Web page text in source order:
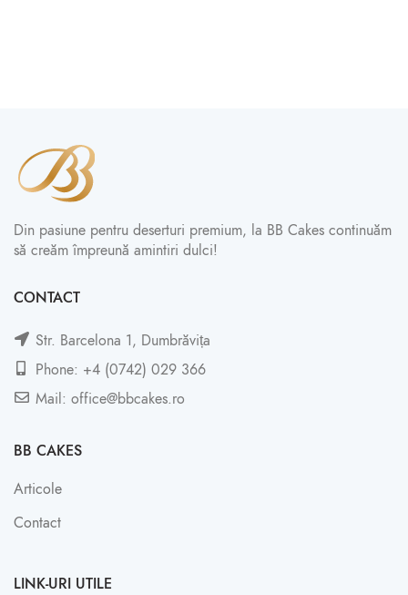
Din pasiune pentru deserturi premium, la BB Cakes continuăm
să creăm împreună amintiri dulci!
CONTACT
Str. Barcelona 1, Dumbrăvița
Phone: +4 (0742) 029 366
Mail: office@bbcakes.ro
BB CAKES
Articole
Contact
LINK-URI UTILE